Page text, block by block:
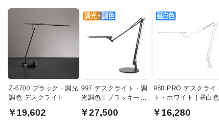
Z-6700 ブラック・調光
調色 デスクライト
￥19,602
997 デスクライト・調
光調色 | ブラッキーグ
￥27,500
980 PRO デスクライ
ト・ホワイト | 昼白色
￥16,280